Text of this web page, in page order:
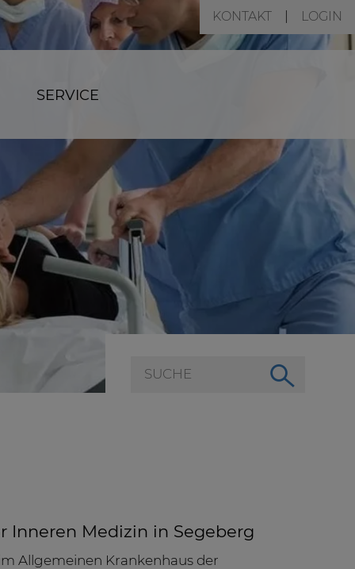
KONTAKT LOGIN
SERVICE
Inneren Medizin in Segeberg
Allgemeinen Krankenhaus der